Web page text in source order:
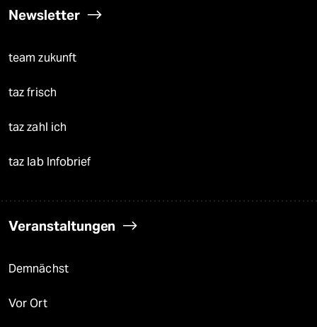
Newsletter
team zukunft
taz frisch
taz zahl ich
taz lab Infobrief
Veranstaltungen
Demnächst
Vor Ort